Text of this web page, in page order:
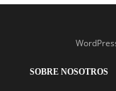
SOBRE NOSOTROS